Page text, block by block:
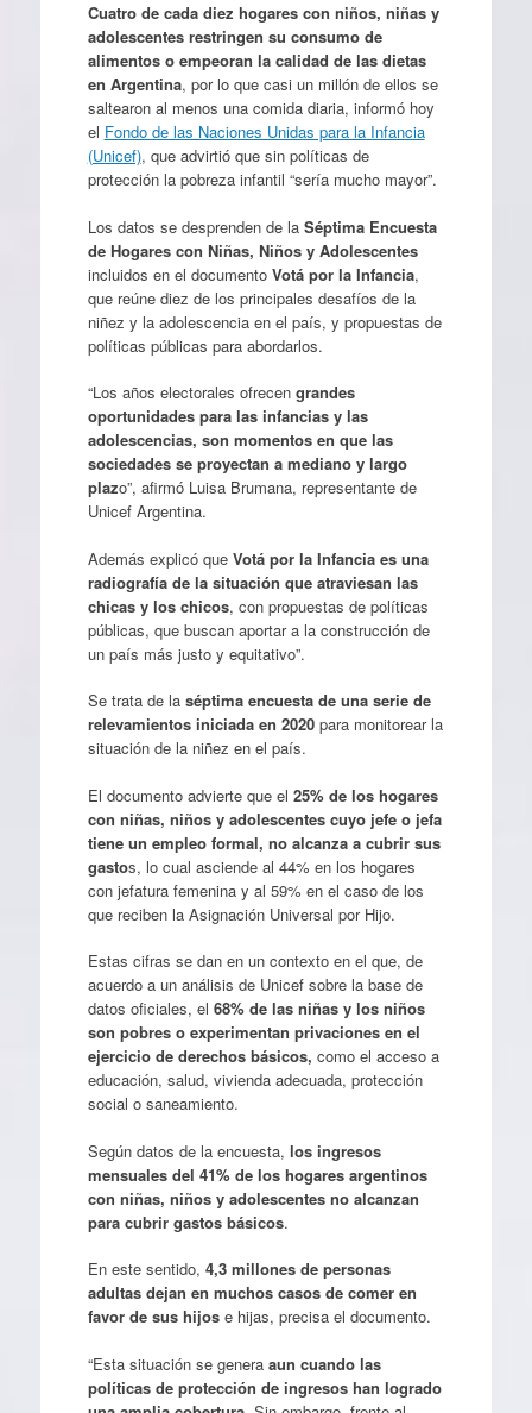
Cuatro de cada diez hogares con niños, niñas y
adolescentes restringen su consumo de
alimentos o empeoran la calidad de las dietas
en Argentina, por lo que casi un millón de ellos se
saltearon al menos una comida diaria, informó hoy
el Fondo de las Naciones Unidas para la Infancia
(Unicef), que advirtió que sin políticas de
protección la pobreza infantil “sería mucho mayor”.
Los datos se desprenden de laSéptima Encuesta
de Hogares con Niñas, Niños y Adolescentes
incluidos en el documento Votá por la Infancia,
que reúne diez de los principales desafíos de la
niñez y la adolescencia en el país, y propuestas de
políticas públicas para abordarlos.
“Los años electorales ofrecen grandes
oportunidades para las infancias y las
adolescencias, son momentos en que las
sociedades se proyectan a mediano y largo
plazo”, afirmó Luisa Brumana, representante de
Unicef Argentina.
Además explicó que Votá por la Infancia es una
radiografía de la situación que atraviesan las
chicas y los chicos, con propuestas de políticas
públicas, que buscan aportar a la construcción de
un país más justo y equitativo”.
Se trata de la séptima encuesta de una serie de
relevamientos iniciada en 2020 para monitorear la
situación de la niñez en el país.
El documento advierte que el 25% de los hogares
con niñas, niños y adolescentes cuyo jefe o jefa
tiene un empleo formal, no alcanza a cubrir sus
gastos, lo cual asciende al 44% en los hogares
con jefatura femenina y al 59% en el caso de los
que reciben la Asignación Universal por Hijo.
Estas cifras se dan en un contexto en el que, de
acuerdo a un análisis de Unicef sobre la base de
datos oficiales, el 68% de las niñas y los niños
son pobres o experimentan privaciones en el
ejercicio de derechos básicos, como el acceso a
educación, salud, vivienda adecuada, protección
social o saneamiento.
Según datos de la encuesta, los ingresos
mensuales del 41% de los hogares argentinos
con niñas, niños y adolescentes no alcanzan
para cubrir gastos básicos.
En este sentido, 4,3 millones de personas
adultas dejan en muchos casos de comer en
favor de sus hijos e hijas, precisa el documento.
“Esta situación se genera aun cuando las
políticas de protección de ingresos han logrado